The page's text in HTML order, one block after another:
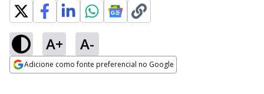
A+ A-
Adicione como fonte preferencial no Google